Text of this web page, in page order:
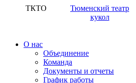
ТКТО
Тюменский театр
кукол
О нас
Объединение
Команда
Документы и отчеты
График работы